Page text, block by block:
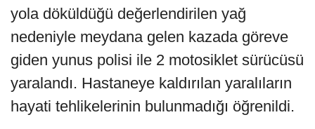
yola döküldüğü değerlendirilen yağ
nedeniyle meydana gelen kazada göreve
giden yunus polisi ile 2 motosiklet sürücüsü
yaralandı. Hastaneye kaldırılan yaralıların
hayati tehlikelerinin bulunmadığı öğrenildi.